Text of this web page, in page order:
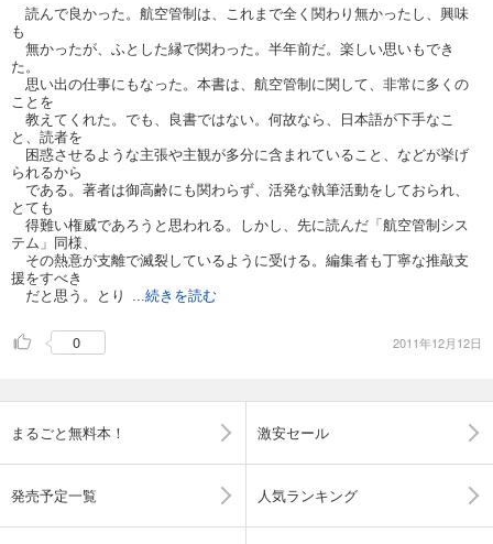
読んで良かった。航空管制は、これまで全く関わり無かったし、興味
も
無かったが、ふとした縁で関わった。半年前だ。楽しい思いもでき
た。
思い出の仕事にもなった。本書は、航空管制に関して、非常に多くの
ことを
教えてくれた。でも、良書ではない。何故なら、日本語が下手なこ
と、読者を
困惑させるような主張や主観が多分に含まれていること、などが挙げ
られるから
である。著者は御高齢にも関わらず、活発な執筆活動をしておられ、
とても
得難い権威であろうと思われる。しかし、先に読んだ「航空管制シス
テム」同様、
その熱意が支離で滅裂しているように受ける。編集者も丁寧な推敲支
援をすべき
だと思う。とり
...続きを読む
0 2011年12月12日
まるごと無料本！ 激安セール
発売予定一覧 人気ランキング